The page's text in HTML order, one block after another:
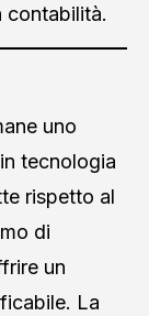
contabilità.
uno
tecnologia
rispetto al
di
un
La